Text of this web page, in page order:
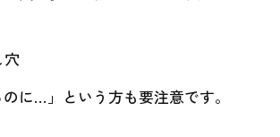
穴
のに…」という方も要注意です。